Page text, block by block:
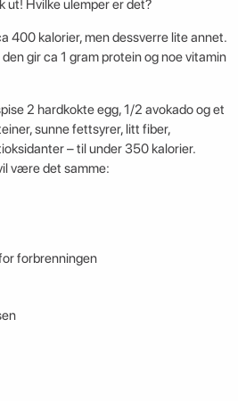
ut! Hvilke ulemper er det?
400 kalorier, men dessverre lite annet.
gir ca 1 gram protein og noe vitamin
2 hardkokte egg, 1/2 avokado og et
sunne fettsyrer, litt fiber,
– til under 350 kalorier.
være det samme:
forbrenningen